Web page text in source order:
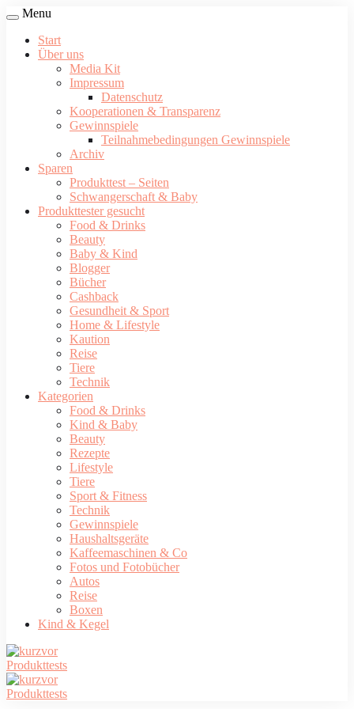
Menu
Start
Über uns
Media Kit
Impressum
Datenschutz
Kooperationen & Transparenz
Gewinnspiele
Teilnahmebedingungen Gewinnspiele
Archiv
Sparen
Produkttest – Seiten
Schwangerschaft & Baby
Produkttester gesucht
Food & Drinks
Beauty
Baby & Kind
Blogger
Bücher
Cashback
Gesundheit & Sport
Home & Lifestyle
Kaution
Reise
Tiere
Technik
Kategorien
Food & Drinks
Kind & Baby
Beauty
Rezepte
Lifestyle
Tiere
Sport & Fitness
Technik
Gewinnspiele
Haushaltsgeräte
Kaffeemaschinen & Co
Fotos und Fotobücher
Autos
Reise
Boxen
Kind & Kegel